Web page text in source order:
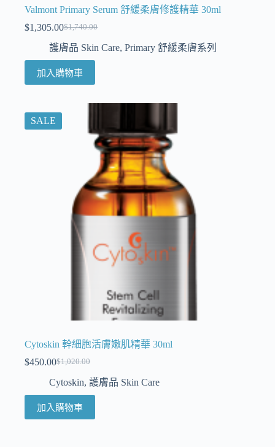
Valmont Primary Serum 舒緩柔膚修護精華 30ml
$1,740.00
$1,305.00
護膚品 Skin Care, Primary 舒緩柔膚系列
加入購物車
SALE
Cytoskin 幹細胞活膚嫩肌精華 30ml
$1,020.00
$450.00
Cytoskin, 護膚品 Skin Care
加入購物車